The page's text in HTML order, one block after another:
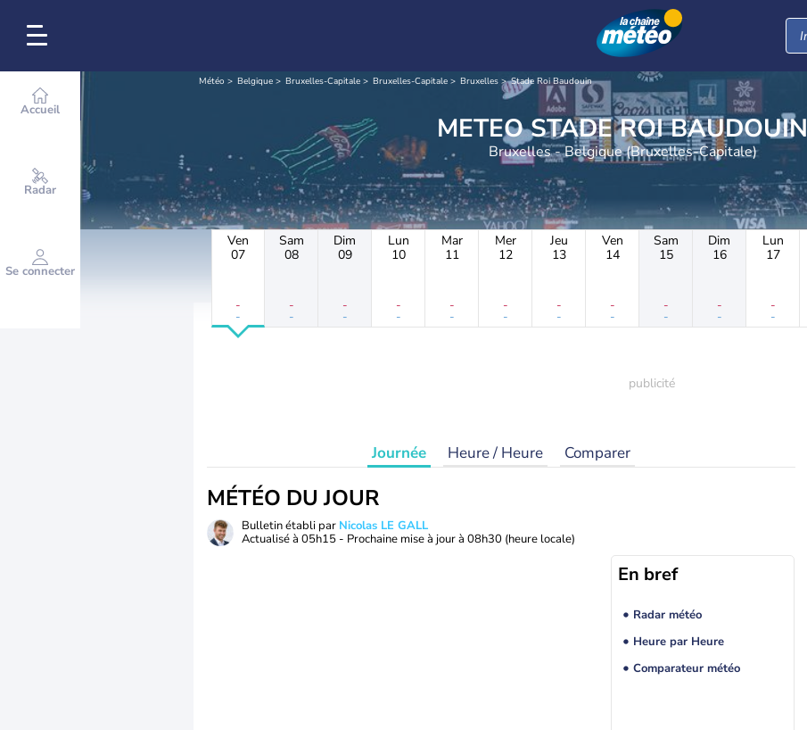
Accueil
Radar
Se connecter
Météo Belgique Bruxelles-Capitale Bruxelles-Capitale Bruxelles Stade Roi Baudouin
METEO STADE ROI BAUDOUIN
Bruxelles - Belgique (Bruxelles-Capitale)
Ven
07
-
-
Sam
08
-
-
Dim
09
-
-
Lun
10
-
-
Mar
11
-
-
Mer
12
-
-
Jeu
13
-
-
Ven
14
-
-
Sam
15
-
-
Dim
16
-
-
Lun
17
-
-
Journée Heure / Heure Comparer
MÉTÉO DU JOUR
Bulletin établi par Nicolas LE GALL
Actualisé à 05h15 - Prochaine mise à jour à 08h30 (heure locale)
En bref
Radar météo
Heure par Heure
Comparateur météo